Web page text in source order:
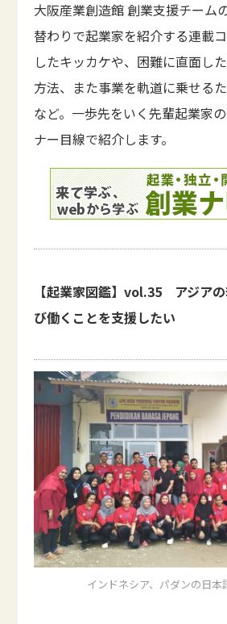
大阪産業創造館 創業支援チーム
替わりで起業家を紹介する連載
したキッカケや、困難に直面し
方法、また事業を軌道に乗せる
など。一歩先をいく先輩起業家
ナー目線で紹介します。
【起業家図鑑】vol.35 アジア
び働くことを支援したい
インドネシア、パダンの日本